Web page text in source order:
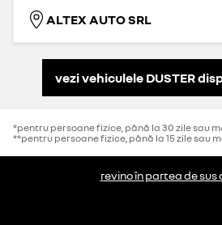
ALTEX AUTO SRL
vezi vehiculele DUSTER
*pentru persoane fizice, până la 30 zile sau
**pentru persoane fizice, până la 15 zile sau
revino în partea de sus